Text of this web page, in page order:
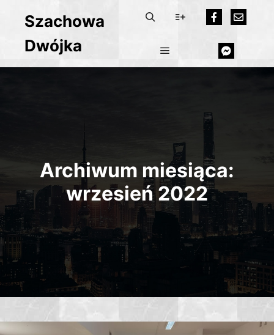
Szachowa
Dwójka
Archiwum miesiąca:
wrzesień 2022